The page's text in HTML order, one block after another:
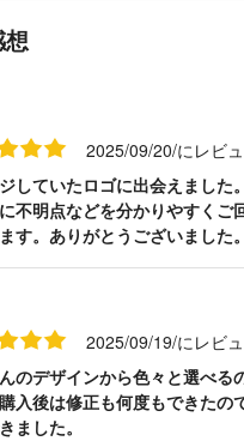
想
2025/09/20/にレビ
していたロゴに出会えました
不明点などを分かりやすくご
す。ありがとうございました。
2025/09/19/にレビ
のデザインから色々と選べる
入後は修正も何度もできたの
ました。